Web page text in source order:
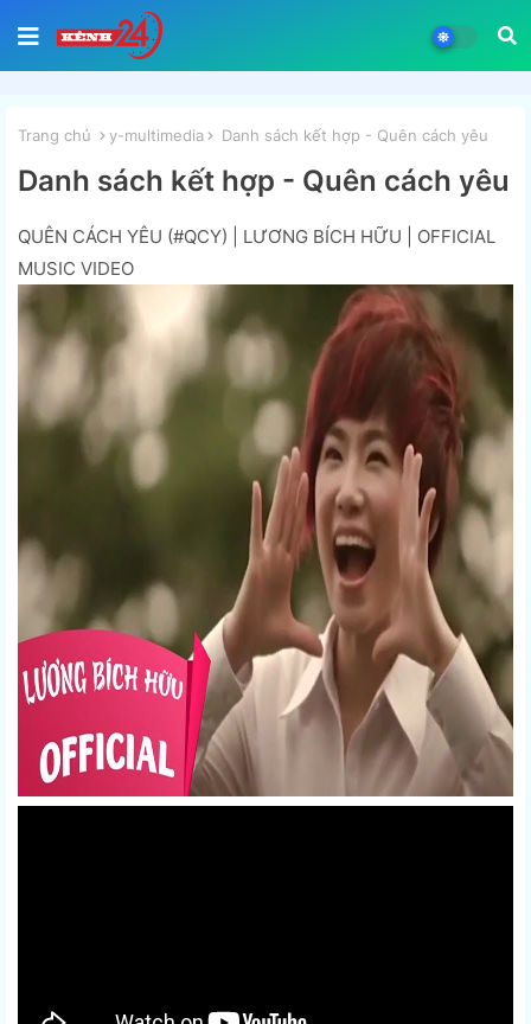
Trang chủ y-multimedia Danh sách kết hợp - Quên cách yêu
Danh sách kết hợp - Quên cách yêu
QUÊN CÁCH YÊU (#QCY) | LƯƠNG BÍCH HỮU | OFFICIAL
MUSIC VIDEO